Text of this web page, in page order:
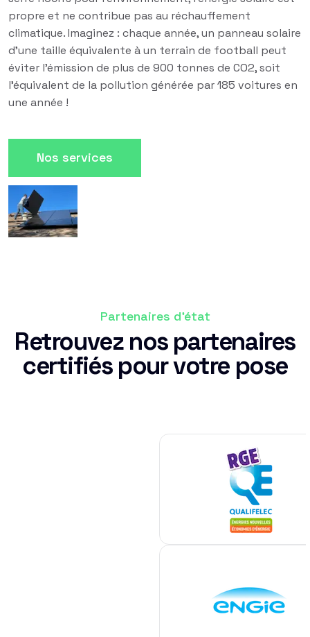
propre et ne contribue pas au réchauffement
climatique. Imaginez : chaque année, un panneau solaire
d'une taille équivalente à un terrain de football peut
éviter l'émission de plus de 900 tonnes de CO2, soit
l'équivalent de la pollution générée par 185 voitures en
une année !
Nos services
Partenaires d'état
Retrouvez nos partenaires
certifiés pour votre pose